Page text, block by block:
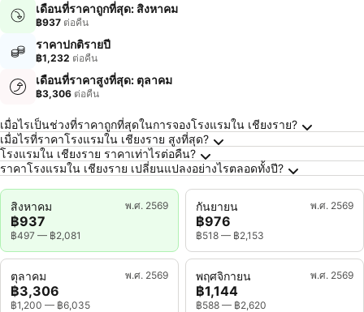
เดือนที่ราคาถูกที่สุด: สิงหาคม
฿937 ต่อคืน
ราคาปกติรายปี
฿1,232 ต่อคืน
เดือนที่ราคาสูงที่สุด: ตุลาคม
฿3,306 ต่อคืน
คำถามที่พบบ่อยเกี่ยวกับ เชียงราย
เมื่อไรเป็นช่วงที่ราคาถูกที่สุดในการจองโรงแรมใน เชียงราย?
เมื่อไรที่ราคาโรงแรมใน เชียงราย สูงที่สุด?
โรงแรมใน เชียงราย ราคาเท่าไรต่อคืน?
ราคาโรงแรมใน เชียงราย เปลี่ยนแปลงอย่างไรตลอดทั้งปี?
สิงหาคม พ.ศ. 2569
฿937
฿497 — ฿2,081
กันยายน พ.ศ. 2569
฿976
฿518 — ฿2,153
ตุลาคม พ.ศ. 2569
฿3,306
฿1,200 — ฿6,035
พฤศจิกายน พ.ศ. 2569
฿1,144
฿588 — ฿2,620